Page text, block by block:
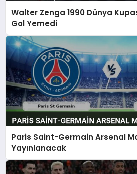
Walter Zenga 1990 Dünya
Gol Yemedi
Paris Saint-Germain Arsenal
Yayınlanacak